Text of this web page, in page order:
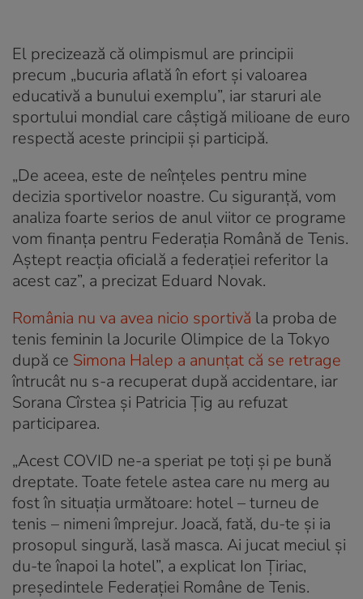
El precizează că olimpismul are principii
precum „bucuria aflată în efort şi valoarea
educativă a bunului exemplu”, iar staruri ale
sportului mondial care câștigă milioane de euro
respectă aceste principii și participă.
„De aceea, este de neînţeles pentru mine
decizia sportivelor noastre. Cu siguranţă, vom
analiza foarte serios de anul viitor ce programe
vom finanţa pentru Federaţia Română de Tenis.
Aştept reacţia oficială a federaţiei referitor la
acest caz”, a precizat Eduard Novak.
România nu va avea nicio sportivă la proba de
tenis feminin la Jocurile Olimpice de la Tokyo
după ce Simona Halep a anunțat că se retrage
întrucât nu s-a recuperat după accidentare, iar
Sorana Cîrstea și Patricia Țig au refuzat
participarea.
„Acest COVID ne-a speriat pe toți și pe bună
dreptate. Toate fetele astea care nu merg au
fost în situația următoare: hotel – turneu de
tenis – nimeni împrejur. Joacă, fată, du-te și ia
prosopul singură, lasă masca. Ai jucat meciul și
du-te înapoi la hotel”, a explicat Ion Țiriac,
președintele Federației Române de Tenis.